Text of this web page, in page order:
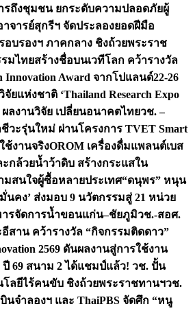
รถึงชุมชน ยกระดับความปลอดภัยผู้
จารย์สุกรีฯ จัดประลองยอดฝีมือ
อบรองฯ ภาคกลาง ชิงถ้วยพระราช
มไทยสร้างชื่อบนเวทีโลก คว้ารางวัล
Innovation Award จากโปแลนด์22-26
ยแห่งชาติ ‘Thailand Research Expo
ผลงานวิจัย เปลี่ยนอนาคตไทยวช. –
วะรุ่นใหม่ ผ่านโครงการ TVET Smart
ช้งานจริงOROM เครื่องดื่มแพลนต์เบส
กล้วยน้ำว้าดิบ สร้างกระแสใน
มสนใจผู้ซื้อหลายประเทศ“ดนุพร” หนุน
นคง’ ส่งมอบ 9 นวัตกรรมสู่ 21 หน่วย
ารจัดการน้ำขอนแก่น–ชัยภูมิวช.-สอศ.
สาน คว้ารางวัล “กิจกรรมติดดาว”
2569 ดันผลงานสู่การใช้งาน
ปี 69 สนาม 2 ได้แชมป์แล้ว! วช. ปั้น
โลยีไร้คนขับ ชิงถ้วยพระราชทานฯวช.
จำลองฯ และ ThaiPBS จัดศึก “หนู